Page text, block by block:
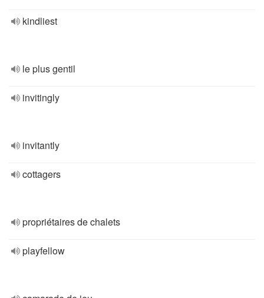
kindliest
le plus gentil
invitingly
invitantly
cottagers
propriétaires de chalets
playfellow